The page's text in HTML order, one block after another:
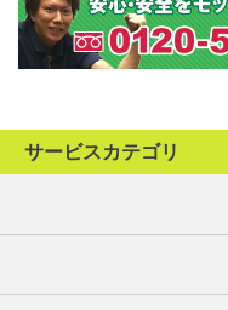
サービスカテゴリ